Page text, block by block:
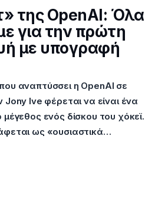
της OpenAI: Όλα
για την πρώτη
με υπογραφή
αναπτύσσει η OpenAI σε
Jony Ive φέρεται να είναι ένα
ενός δίσκου του χόκεϊ.
ως «ουσιαστικά…